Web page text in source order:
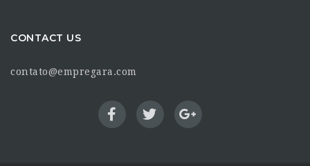
CONTACT US
contato@empregara.com